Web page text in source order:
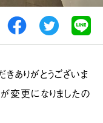
ありがとうございま
変更になりましたの